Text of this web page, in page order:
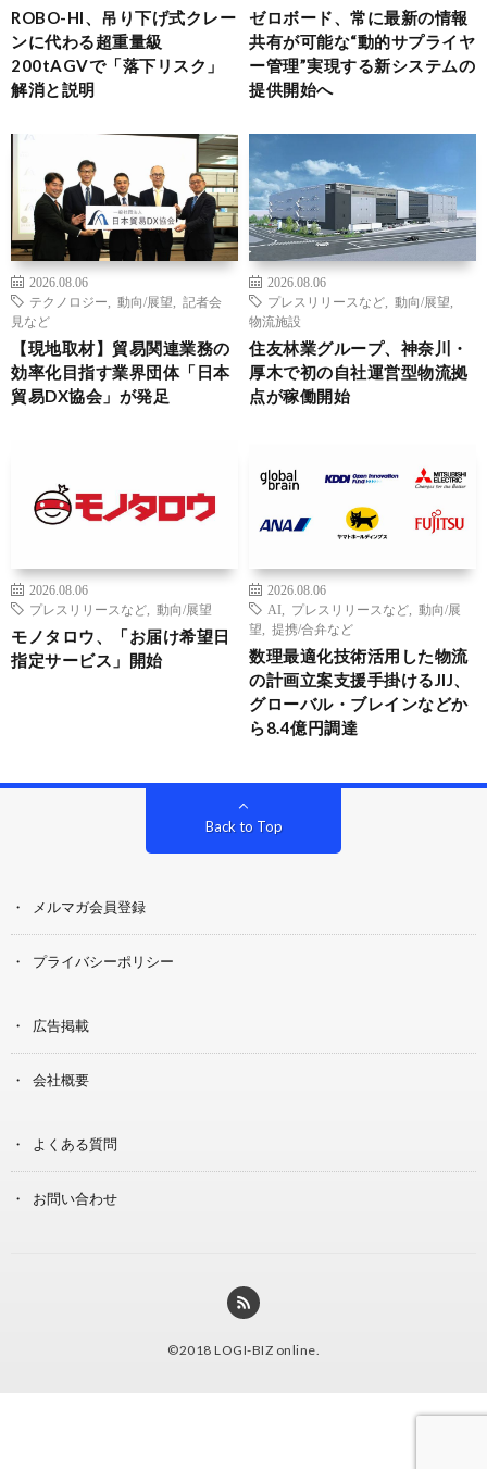
ROBO-HI、吊り下げ式クレー
ンに代わる超重量級
200tAGVで「落下リスク」
解消と説明
ゼロボード、常に最新の情報
共有が可能な“動的サプライヤ
ー管理”実現する新システムの
提供開始へ
2026.08.06
テクノロジー
動向/展望
記者会
見など
【現地取材】貿易関連業務の
効率化目指す業界団体「日本
貿易DX協会」が発足
2026.08.06
プレスリリースなど
動向/展望
物流施設
住友林業グループ、神奈川・
厚木で初の自社運営型物流拠
点が稼働開始
2026.08.06
プレスリリースなど
動向/展望
モノタロウ、「お届け希望日
指定サービス」開始
2026.08.06
AI
プレスリリースなど
動向/展
望
提携/合弁など
数理最適化技術活用した物流
の計画立案支援手掛けるJIJ、
グローバル・ブレインなどか
ら8.4億円調達
Back to Top
メルマガ会員登録
プライバシーポリシー
広告掲載
会社概要
よくある質問
お問い合わせ
©2018 LOGI-BIZ online